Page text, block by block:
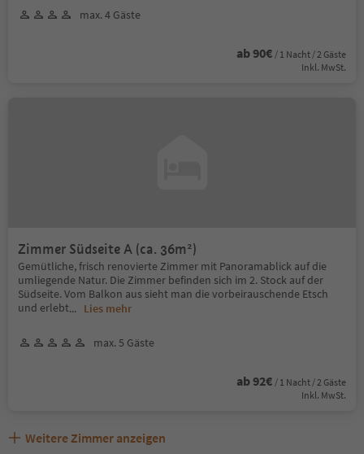
max. 4 Gäste
ab 90€ / 1 Nacht / 2 Gäste
Inkl. MwSt.
Zimmer Südseite A (ca. 36m²)
Gemütliche, frisch renovierte Zimmer mit Panoramablick auf die
umliegende Natur. Die Zimmer befinden sich im 2. Stock auf der
Südseite. Vom Balkon aus sieht man die vorbeirauschende Etsch
und erlebt... Lies mehr
max. 5 Gäste
ab 92€ / 1 Nacht / 2 Gäste
Inkl. MwSt.
Weitere Zimmer anzeigen